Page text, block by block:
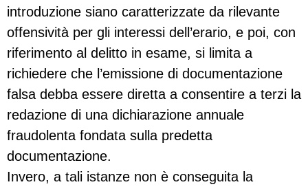
introduzione siano caratterizzate da rilevante
offensività per gli interessi dell’erario, e poi, con
riferimento al delitto in esame, si limita a
richiedere che l’emissione di documentazione
falsa debba essere diretta a consentire a terzi la
redazione di una dichiarazione annuale
fraudolenta fondata sulla predetta
documentazione.
Invero, a tali istanze non è conseguita la